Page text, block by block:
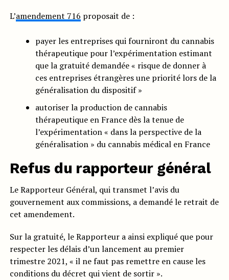
L’amendement 716 proposait de :
payer les entreprises qui fourniront du cannabis
thérapeutique pour l’expérimentation estimant
que la gratuité demandée « risque de donner à
ces entreprises étrangères une priorité lors de la
généralisation du dispositif »
autoriser la production de cannabis
thérapeutique en France dès la tenue de
l’expérimentation « dans la perspective de la
généralisation » du cannabis médical en France
Refus du rapporteur général
Le Rapporteur Général, qui transmet l’avis du
gouvernement aux commissions, a demandé le retrait de
cet amendement.
Sur la gratuité, le Rapporteur a ainsi expliqué que pour
respecter les délais d’un lancement au premier
trimestre 2021, « il ne faut pas remettre en cause les
conditions du décret qui vient de sortir ».